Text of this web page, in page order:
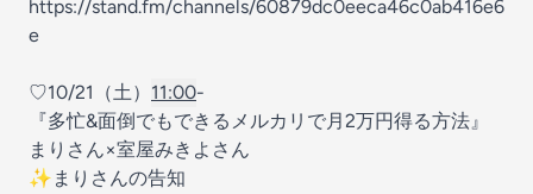
https://stand.fm/channels/60879dc0eeca46c0ab416e6
e
♡10/21（土） 11:00-
『多忙&面倒でもできるメルカリで月2万円得る方法』
まりさん×室屋みきよさん
✨まりさんの告知